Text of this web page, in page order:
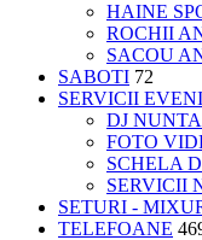
HAINE
ROCHII
SACOU
SABOTI 72
SERVICII
DJ
FOTO
SCHELA
SERVICII
SETURI -
TELEFOANE